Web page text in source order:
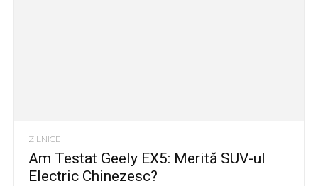
ZILNICE
Am Testat Geely EX5: Merită SUV-ul
Electric Chinezesc?